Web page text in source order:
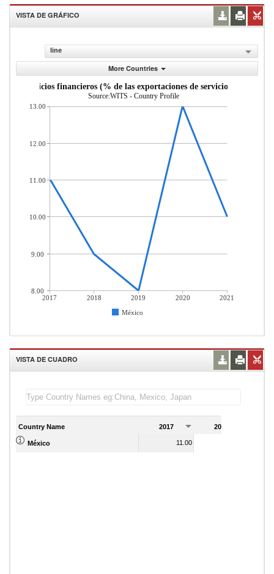
VISTA DE GRÁFICO
line
More Countries
y servicios financieros (% de las exportaciones de servicios
Source:WITS - Country Profile
2017 2018 2019 2020
2021
México
13.00
12.00
11.00
10.00
9.00
8.00
VISTA DE CUADRO
Country Name 2017 2018
México 11.00